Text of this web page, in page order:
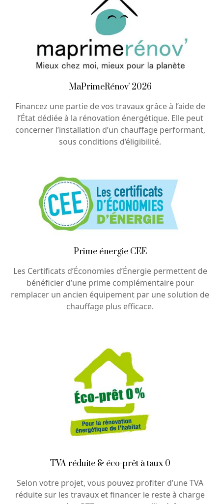
MaPrimeRénov’ 2026
Financez une partie de vos travaux grâce à l’aide de
l’État dédiée à la rénovation énergétique. Elle peut
concerner l’installation d’un chauffage performant,
sous conditions d’éligibilité.
Prime énergie CEE
Les Certificats d’Économies d’Énergie permettent de
bénéficier d’une prime complémentaire pour
remplacer un ancien équipement par une solution de
chauffage plus efficace.
TVA réduite & éco-prêt à taux 0
Selon votre projet, vous pouvez profiter d’une TVA
réduite sur les travaux et financer le reste à charge